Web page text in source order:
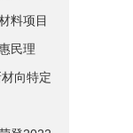
料项目
民理
向特定